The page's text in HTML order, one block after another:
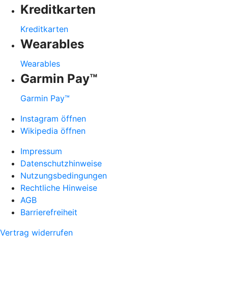
Kreditkarten
Kreditkarten
Wearables
Wearables
Garmin Pay™
Garmin Pay™
Instagram öffnen
Wikipedia öffnen
Impressum
Datenschutzhinweise
Nutzungsbedingungen
Rechtliche Hinweise
AGB
Barrierefreiheit
Vertrag widerrufen